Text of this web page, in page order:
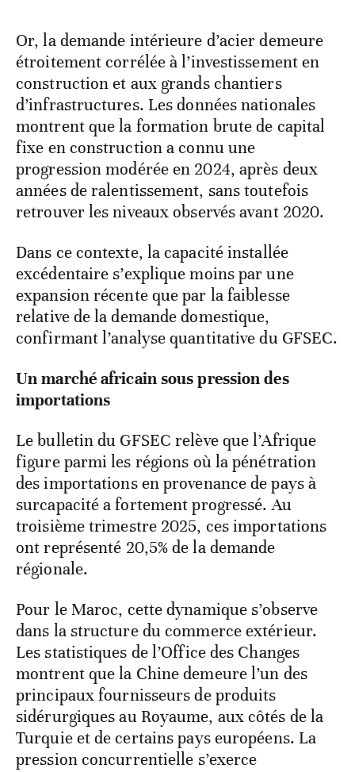
Or, la demande intérieure d’acier demeure
étroitement corrélée à l’investissement en
construction et aux grands chantiers
d’infrastructures. Les données nationales
montrent que la formation brute de capital
fixe en construction a connu une
progression modérée en 2024, après deux
années de ralentissement, sans toutefois
retrouver les niveaux observés avant 2020.
Dans ce contexte, la capacité installée
excédentaire s’explique moins par une
expansion récente que par la faiblesse
relative de la demande domestique,
confirmant l’analyse quantitative du GFSEC.
Un marché africain sous pression des
importations
Le bulletin du GFSEC relève que l’Afrique
figure parmi les régions où la pénétration
des importations en provenance de pays à
surcapacité a fortement progressé. Au
troisième trimestre 2025, ces importations
ont représenté 20,5% de la demande
régionale.
Pour le Maroc, cette dynamique s’observe
dans la structure du commerce extérieur.
Les statistiques de l’Office des Changes
montrent que la Chine demeure l’un des
principaux fournisseurs de produits
sidérurgiques au Royaume, aux côtés de la
Turquie et de certains pays européens. La
pression concurrentielle s’exerce